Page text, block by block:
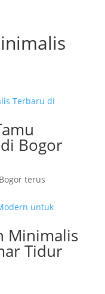
Bogor
terus
Minimalis
Tidur